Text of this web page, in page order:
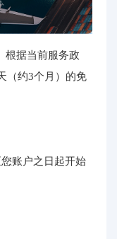
根据当前服务政
（约3个月）的免
账户之日起开始